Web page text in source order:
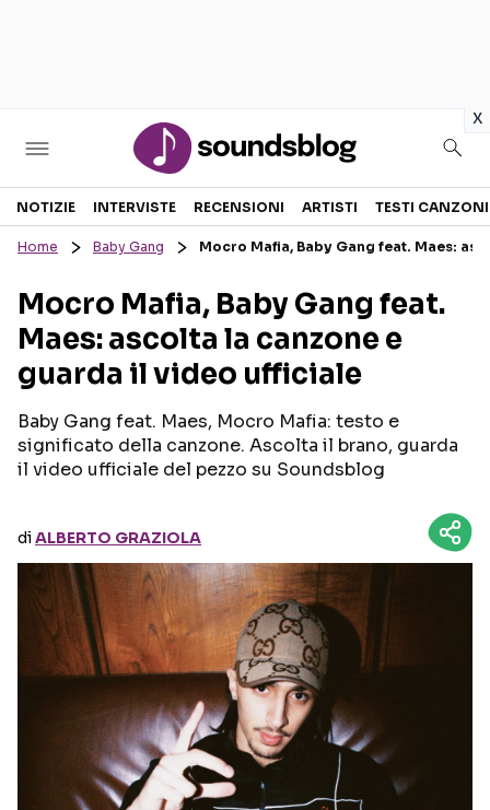
x
Sezioni
RECENSIONI MUSICALI
INTERVISTE
GOSSIP E CURIOSITÀ
TESTI CANZONI
TOUR ED EVENTI
TALENT SHOW
Seguici sui social
NOTIZIE INTERVISTE RECENSIONI ARTISTI TESTI CANZONI
Home Baby Gang Mocro Mafia, Baby Gang feat. Maes:
Mocro Mafia, Baby Gang feat.
Maes: ascolta la canzone e
guarda il video ufficiale
Baby Gang feat. Maes, Mocro Mafia: testo e
significato della canzone. Ascolta il brano, guarda
il video ufficiale del pezzo su Soundsblog
diALBERTO GRAZIOLA